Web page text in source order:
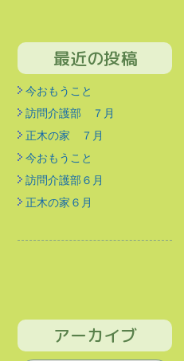
最近の投稿
今おもうこと
訪問介護部 ７月
正木の家 ７月
今おもうこと
訪問介護部６月
正木の家６月
アーカイブ